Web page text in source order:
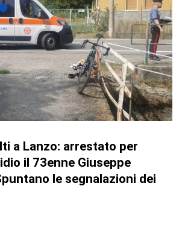
a Lanzo: arrestato per
il 73enne Giuseppe
le segnalazioni dei